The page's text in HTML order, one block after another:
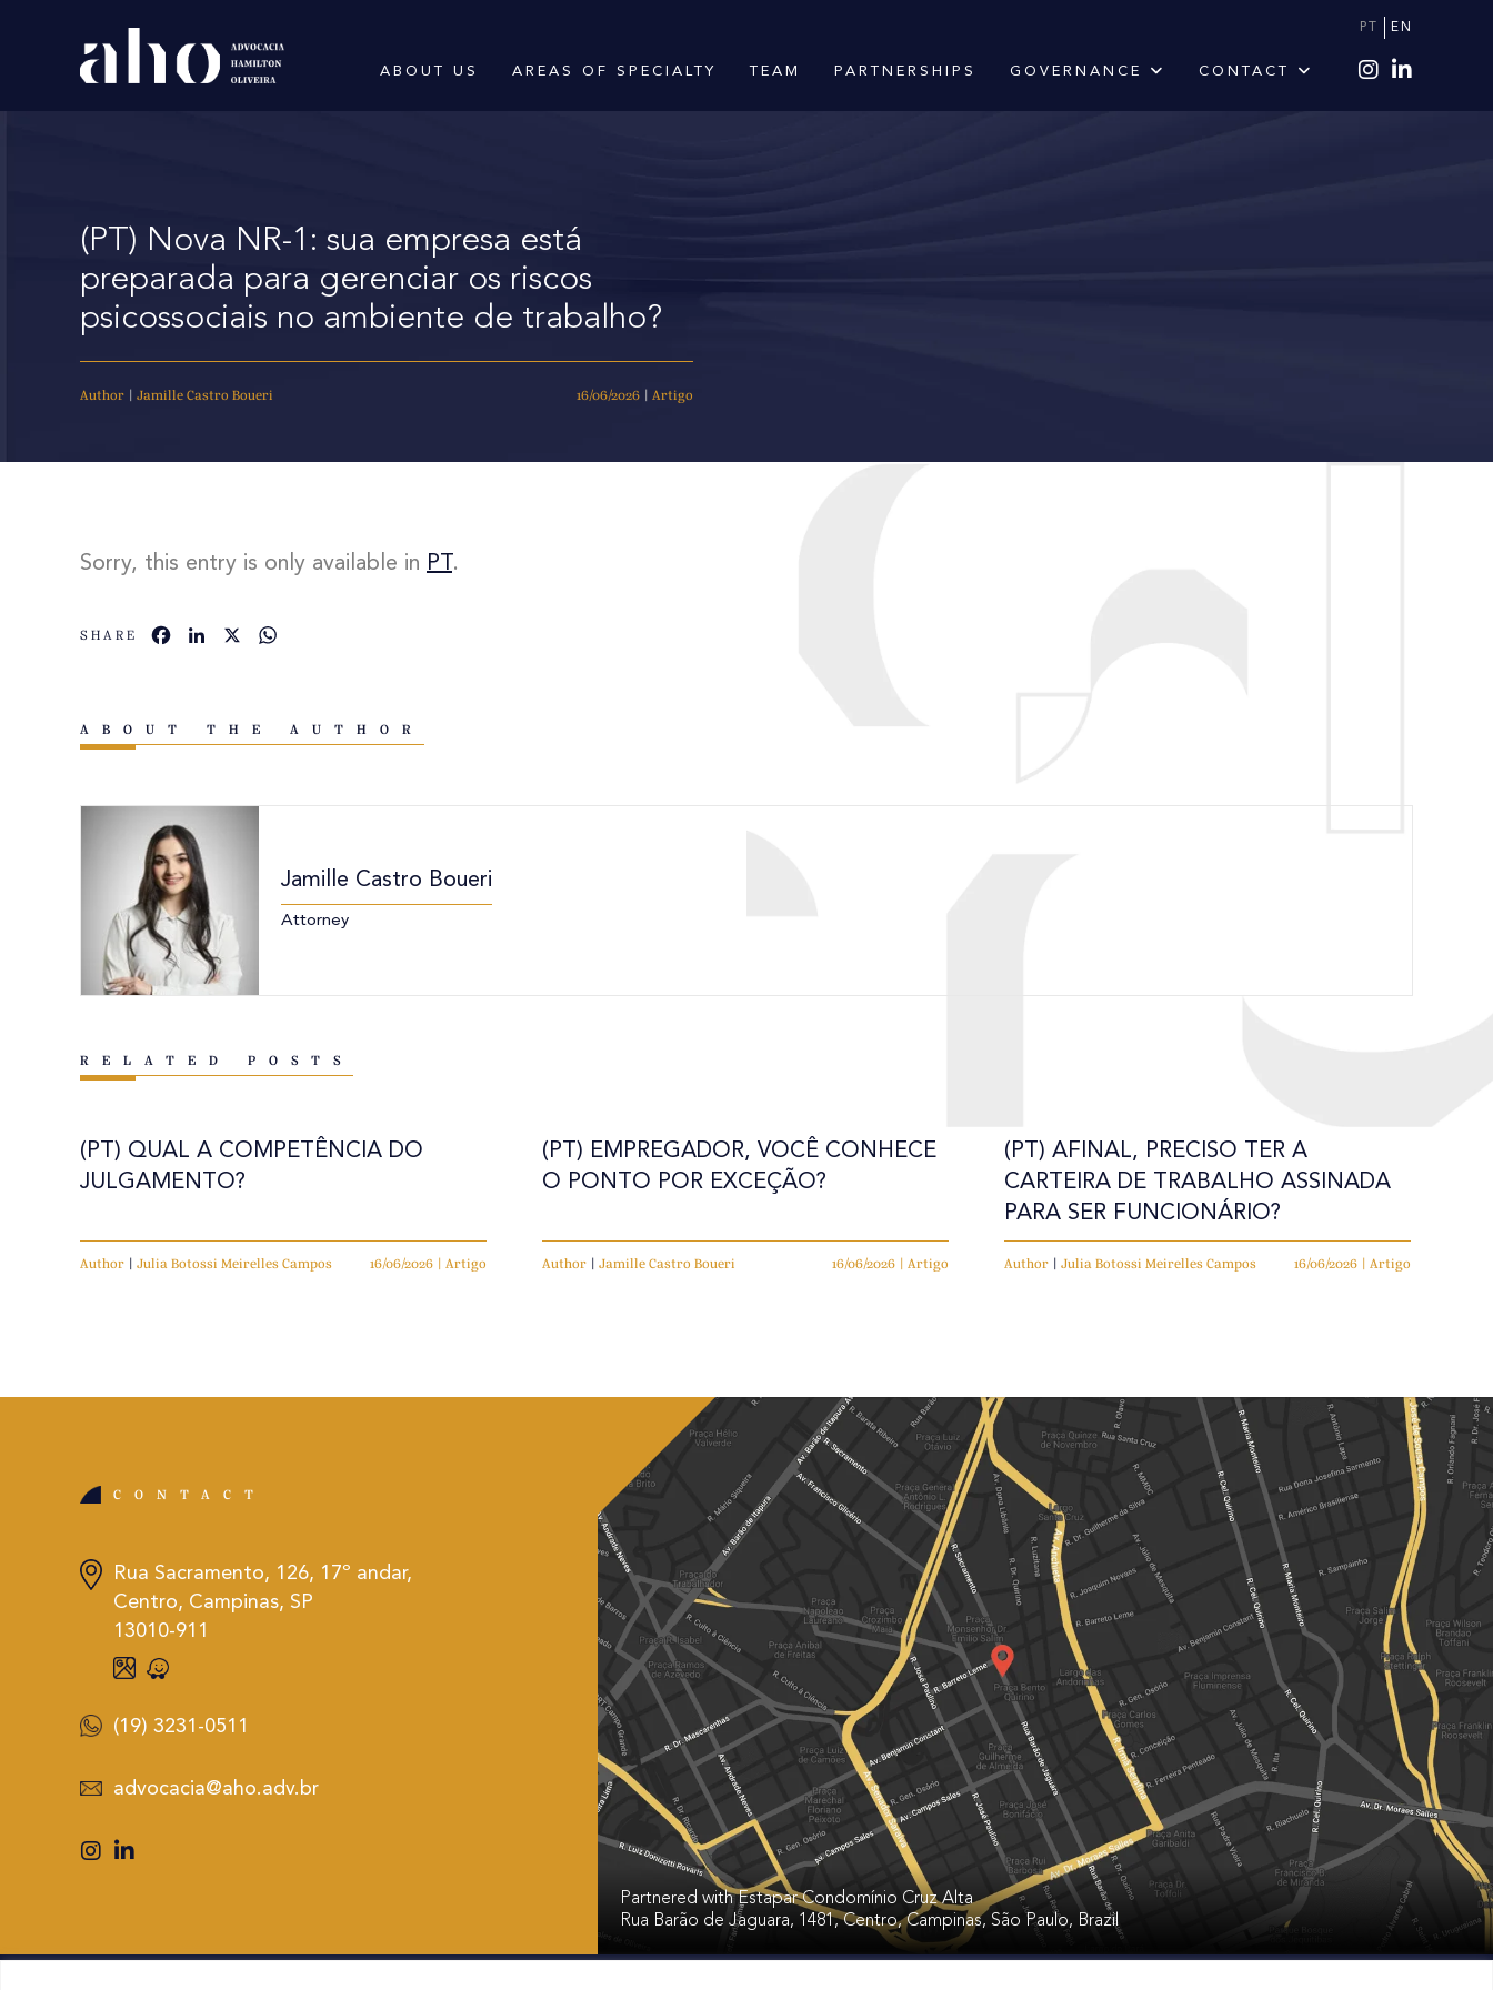
ABOUT US AREAS OF SPECIALTY TEAM PARTNERSHIPS GOVERNANCE CONTACT
PT EN
(PT) Nova NR-1: sua empresa está
preparada para gerenciar os riscos
psicossociais no ambiente de trabalho?
Author | Jamille Castro Boueri 16/06/2026 | Artigo
Sorry, this entry is only available in PT .
SHARE FacebookLinkedIn
ABOUT THE AUTHOR
Jamille Castro Boueri
Attorney
RELATED POSTS
(PT) QUAL A COMPETÊNCIA DO
JULGAMENTO?
Author | Julia Botossi Meirelles Campos 16/06/2026 | Artigo
(PT) EMPREGADOR, VOCÊ CONHECE
O PONTO POR EXCEÇÃO?
Author | Jamille Castro Boueri 16/06/2026 | Artigo
(PT) AFINAL, PRECISO TER A
CARTEIRA DE TRABALHO ASSINADA
PARA SER FUNCIONÁRIO?
Author | Julia Botossi Meirelles Campos 16/06/2026 | Artigo
CONTACT
Rua Sacramento, 126, 17º andar,
Centro, Campinas, SP
13010-911
(19) 3231-0511
advocacia@aho.adv.br
Partnered with Estapar Condomínio Cruz Alta
Rua Barão de Jaguara, 1481, Centro, Campinas, São Paulo, Brazil